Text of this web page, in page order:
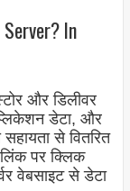
In
और डिलीवर
डेटा, और
से वितरित
लिंक पर क्लिक
वेबसाइट से डेटा